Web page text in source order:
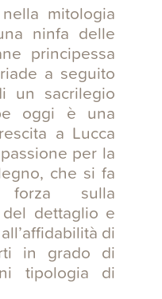
mitologia
ninfa delle
principessa
a seguito
un sacrilegio
oggi è una
a Lucca
per la
che si fa
forza sulla
dettaglio e
di
in grado di
tipologia di